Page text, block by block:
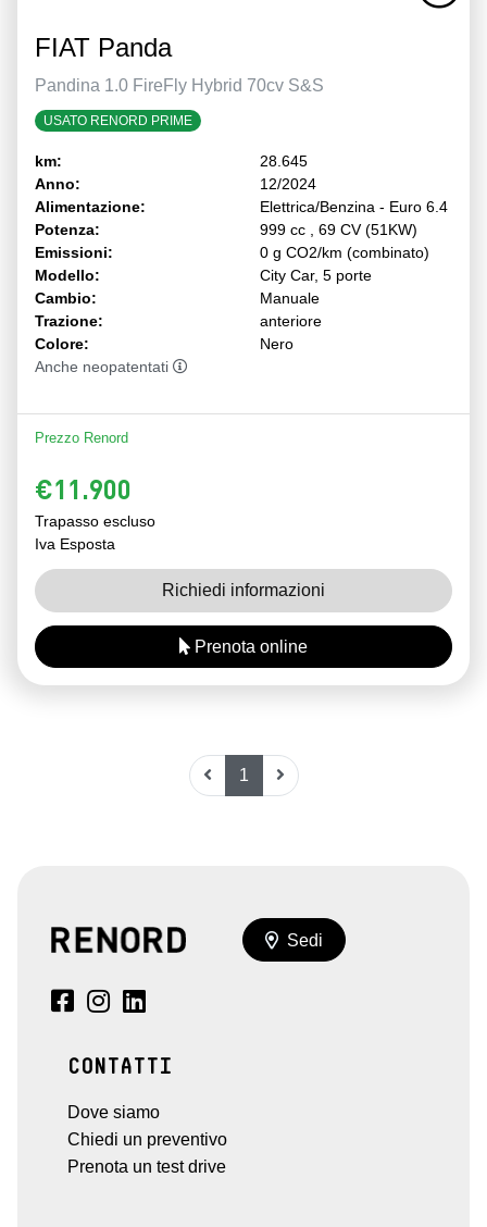
FIAT Panda
Pandina 1.0 FireFly Hybrid 70cv S&S
USATO RENORD PRIME
km:
28.645
Anno:
12/2024
Alimentazione:
Elettrica/Benzina - Euro 6.4
Potenza:
999 cc , 69 CV (51KW)
Emissioni:
0 g CO2/km (combinato)
Modello:
City Car, 5 porte
Cambio:
Manuale
Trazione:
anteriore
Colore:
Nero
Anche neopatentati
Prezzo Renord
€11.900
Trapasso escluso
Iva Esposta
Richiedi informazioni
Prenota online
1
Sedi
CONTATTI
Dove siamo
Chiedi un preventivo
Prenota un test drive